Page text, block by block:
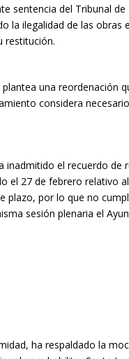
sentencia del Tribunal
la ilegalidad de las
restitución.
una reordenación
considera
inadmitido el recuerdo de
el 27 de febrero relativo
plazo, por lo que no
sesión plenaria el
ha respaldado la